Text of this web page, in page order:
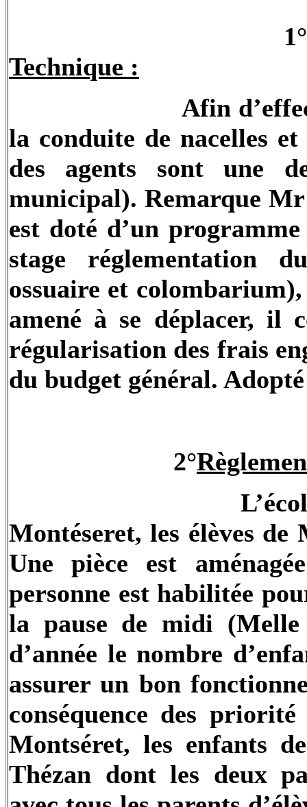
Technique :
Afin
la conduite de nacelles
des agents sont une
municipal). Remarque
est doté d’un
stage réglementation
ossuaire et
amené à se déplacer, il
régularisation des frais
du budget général.
2°
Montéseret, les élèves
Une pièce est
personne est habilitée
la pause de midi
d’année le nombre
assurer un bon
conséquence des
Montséret, les enfants
Thézan dont les deux